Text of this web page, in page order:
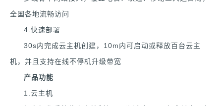
全国各地流畅访问
4.快速部署
30s内完成云主机创建，10m内可启动或释放百台云主
机，并且支持在线不停机升级带宽
产品功能
1.云主机